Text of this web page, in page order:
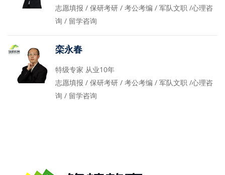
志愿填报 / 保研考研 / 考公考编 / 军队文职 /心理咨
询 / 留学咨询
栾永春
特级专家 从业10年
志愿填报 / 保研考研 / 考公考编 / 军队文职 /心理咨
询 / 留学咨询